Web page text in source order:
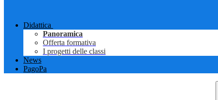
Didattica
Panoramica
Offerta formativa
I progetti delle classi
News
PagoPa